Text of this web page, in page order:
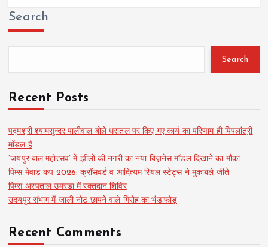
Search
Search
Recent Posts
पद्मश्री श्यामसुन्दर पालीवाल बोले धरातल पर किए गए कार्य का परिणाम ही पिपलांत्री
मॉडल है
‘जयपुर बाल महोत्सव’ में झीलों की नगरी का नया बिज़नेस मॉडल दिखाने का मौका
पिम्स मेवाड़ कप 2026: क्रॉसवर्ड व आदित्यम रियल स्टेट्स ने मुकाबले जीते
पिम्स अस्पताल उमरडा में रक्तदान शिविर
उदयपुर संभाग में जाली नोट छापने वाले गिरोह का भंडाफोड़
Recent Comments